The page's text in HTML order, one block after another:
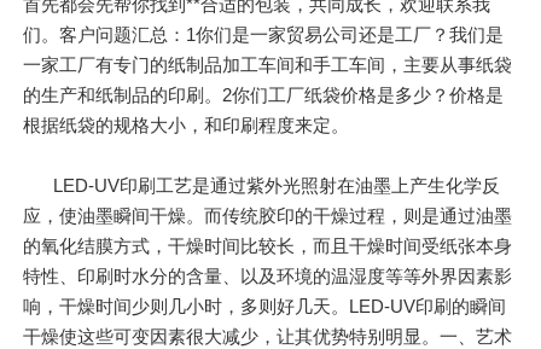
们。客户问题汇总：1你们是一家贸易公司还是工厂？我们是
一家工厂有专门的纸制品加工车间和手工车间，主要从事纸袋
的生产和纸制品的印刷。2你们工厂纸袋价格是多少？价格是
根据纸袋的规格大小，和印刷程度来定。
LED-UV印刷工艺是通过紫外光照射在油墨上产生化学反
应，使油墨瞬间干燥。而传统胶印的干燥过程，则是通过油墨
的氧化结膜方式，干燥时间比较长，而且干燥时间受纸张本身
特性、印刷时水分的含量、以及环境的温湿度等等外界因素影
响，干燥时间少则几小时，多则好几天。LED-UV印刷的瞬间
干燥使这些可变因素很大减少，让其优势特别明显。一、艺术